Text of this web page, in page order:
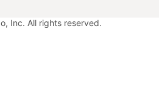
Inc. All rights reserved.